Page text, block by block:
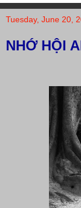
Tuesday, June 20,
NHỚ HỘI